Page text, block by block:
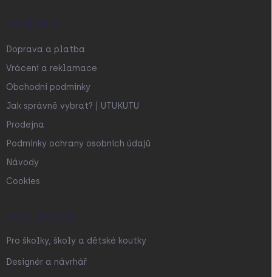
O NÁKUPU
Doprava a platba
Vrácení a reklamace
Obchodní podmínky
Jak správně vybrat? | UTUKUTU
Prodejna
Podmínky ochrany osobních údajů
Návody
Cookies
SPOLUPRÁCE
Pro školky, školy a dětské koutky
Designér a návrhář